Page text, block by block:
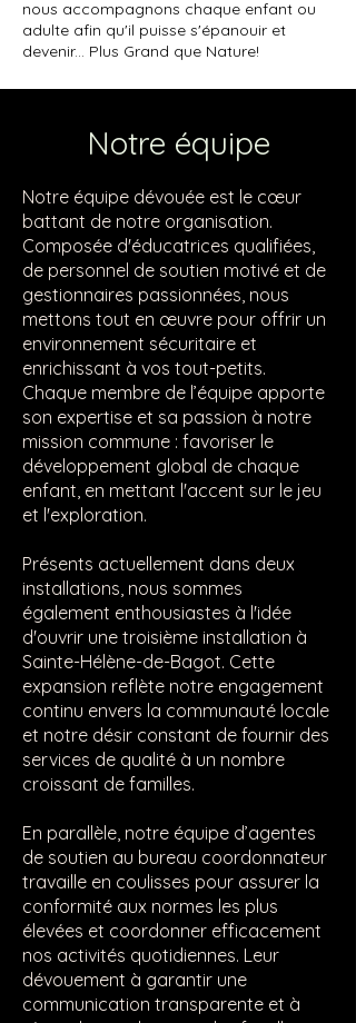
nous accompagnons chaque enfant ou
adulte afin qu'il puisse s'épanouir et
devenir... Plus Grand que Nature!
Notre équipe
Notre équipe dévouée est le cœur
battant de notre organisation.
Composée d'éducatrices qualifiées,
de personnel de soutien motivé et de
gestionnaires passionnées, nous
mettons tout en œuvre pour offrir un
environnement sécuritaire et
enrichissant à vos tout-petits.
Chaque membre de l’équipe apporte
son expertise et sa passion à notre
mission commune : favoriser le
développement global de chaque
enfant, en mettant l'accent sur le jeu
et l'exploration.
Présents actuellement dans deux
installations, nous sommes
également enthousiastes à l'idée
d'ouvrir une troisième installation à
Sainte-Hélène-de-Bagot. Cette
expansion reflète notre engagement
continu envers la communauté locale
et notre désir constant de fournir des
services de qualité à un nombre
croissant de familles.
En parallèle, notre équipe d’agentes
de soutien au bureau coordonnateur
travaille en coulisses pour assurer la
conformité aux normes les plus
élevées et coordonner efficacement
nos activités quotidiennes. Leur
dévouement à garantir une
communication transparente et à